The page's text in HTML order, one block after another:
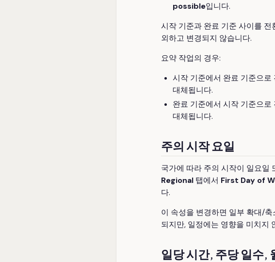
possible입니다.
시작 기준과 완료 기준 사이를
외하고 변경되지 않습니다.
요약 작업의 경우:
시작 기준에서 완료 기준으로
대체됩니다.
완료 기준에서 시작 기준으로
대체됩니다.
주의 시작 요일
국가에 따라 주의 시작이 일요일
Regional 탭에서 First Day of
다.
이 속성을 변경하면 일부 확대/
되지만, 일정에는 영향을 미치지
일당 시간, 주당 일수,